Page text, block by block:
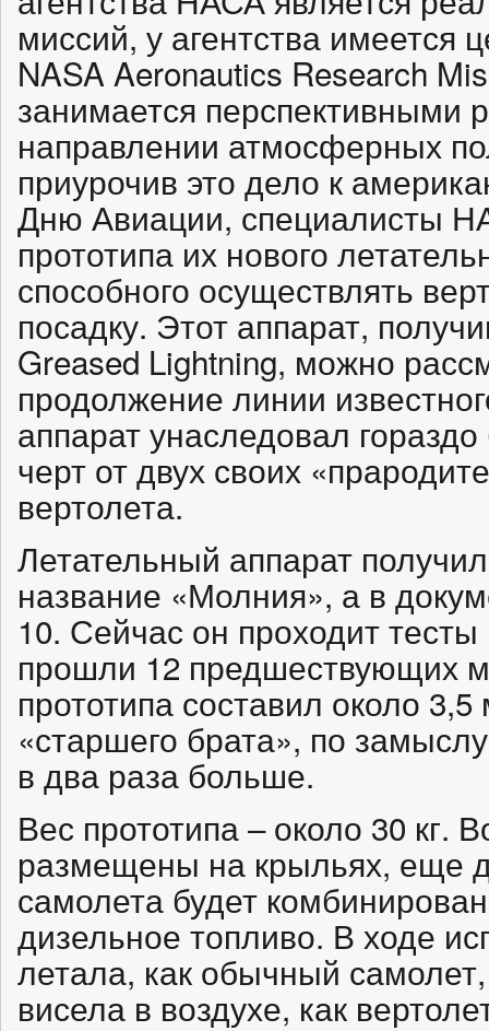
миссий, у агентства имеется
NASA Aeronautics Research
занимается перспективными
направлении атмосферных
приурочив это дело к
Дню Авиации, специалисты
прототипа их нового
способного осуществлять
посадку. Этот аппарат,
Greased Lightning, можно
продолжение линии
аппарат унаследовал
черт от двух своих
вертолета.
Летательный аппарат
название «Молния», а в
10. Сейчас он проходит
прошли 12 предшествующих
прототипа составил около
«старшего брата», по
в два раза больше.
Вес прототипа – около 30 кг.
размещены на крыльях, еще
самолета будет
дизельное топливо. В ходе
летала, как обычный
висела в воздухе, как